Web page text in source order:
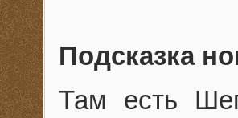
Подсказка
Там есть